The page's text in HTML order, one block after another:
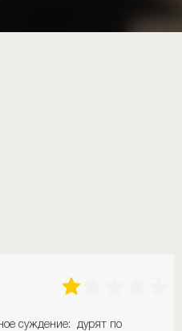
суждение: дурят по